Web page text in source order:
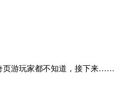
游玩家都不知道，接下来……